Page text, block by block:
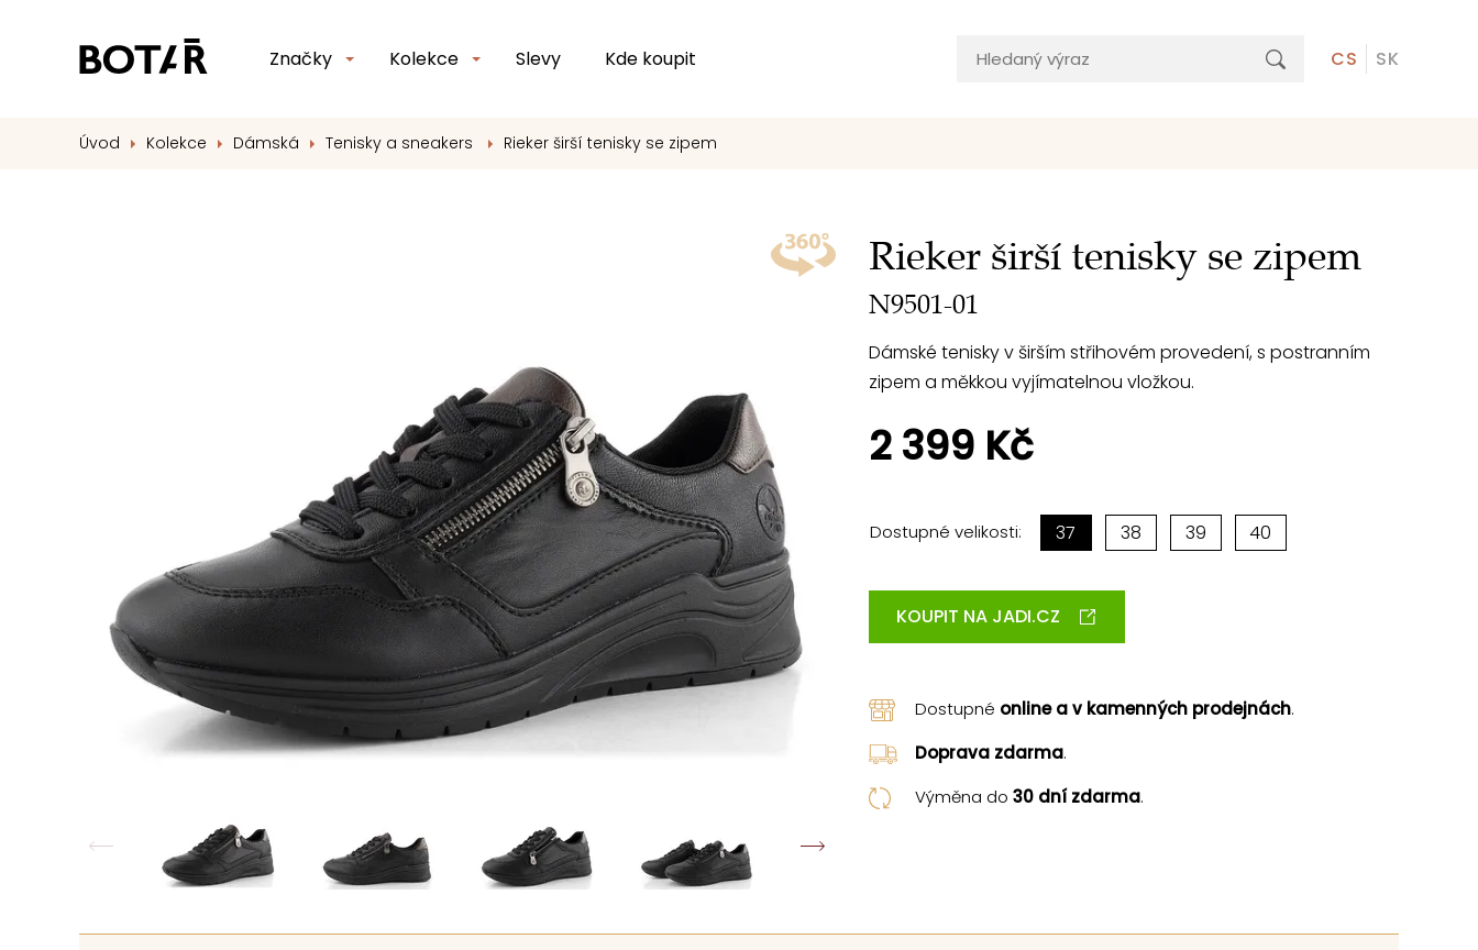
CS SK
Značky Kolekce Slevy Kde koupit
Úvod Kolekce Dámská Tenisky a sneakers Rieker širší tenisky se zipem
Rieker širší tenisky se zipem
N9501-01
Dámské tenisky v širším střihovém provedení, s postranním
zipem a měkkou vyjímatelnou vložkou.
2 399 Kč
Dostupné velikosti: 37 38 39 40
KOUPIT NA JADI.CZ
Dostupné online a v kamenných prodejnách.
Doprava zdarma.
Výměna do 30 dní zdarma.